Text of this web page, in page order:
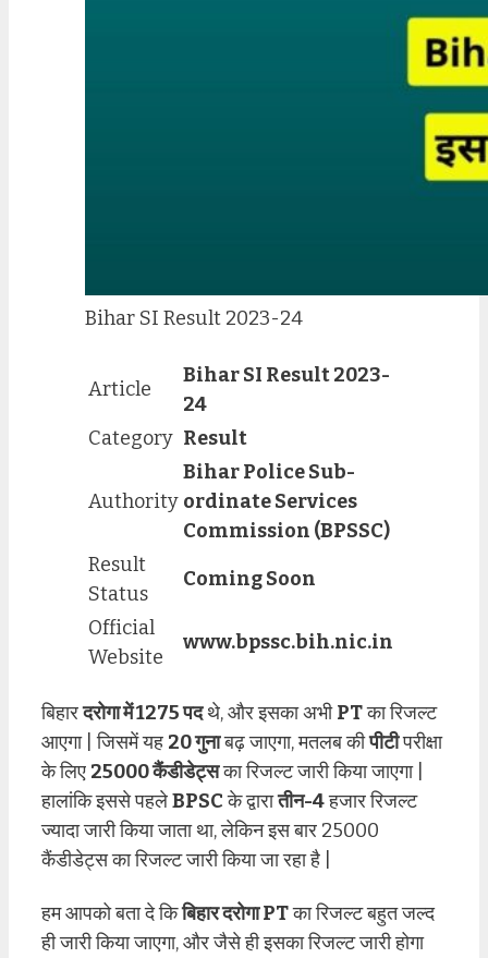
Bihar SI Result 2023-24
Article
Bihar SI Result 2023-
24
Category Result
Authority
Bihar Police Sub-
ordinate Services
Commission (BPSSC)
Result
Status
Coming Soon
Official
Website
www.bpssc.bih.nic.in
बिहारदरोगा में 1275 पदथे, और इसका अभीPTका रिजल्ट
आएगा | जिसमें यह 20 गुनाबढ़ जाएगा, मतलब कीपीटीपरीक्षा
के लिए 25000 कैंडीडेट्सका रिजल्ट जारी किया जाएगा |
हालांकि इससे पहलेBPSCके द्वारातीन-4हजार रिजल्ट
ज्यादा जारी किया जाता था, लेकिन इस बार 25000
कैंडीडेट्स का रिजल्ट जारी किया जा रहा है |
हम आपको बता दे किबिहार दरोगा PTका रिजल्ट बहुत जल्द
ही जारी किया जाएगा, और जैसे ही इसका रिजल्ट जारी होगा